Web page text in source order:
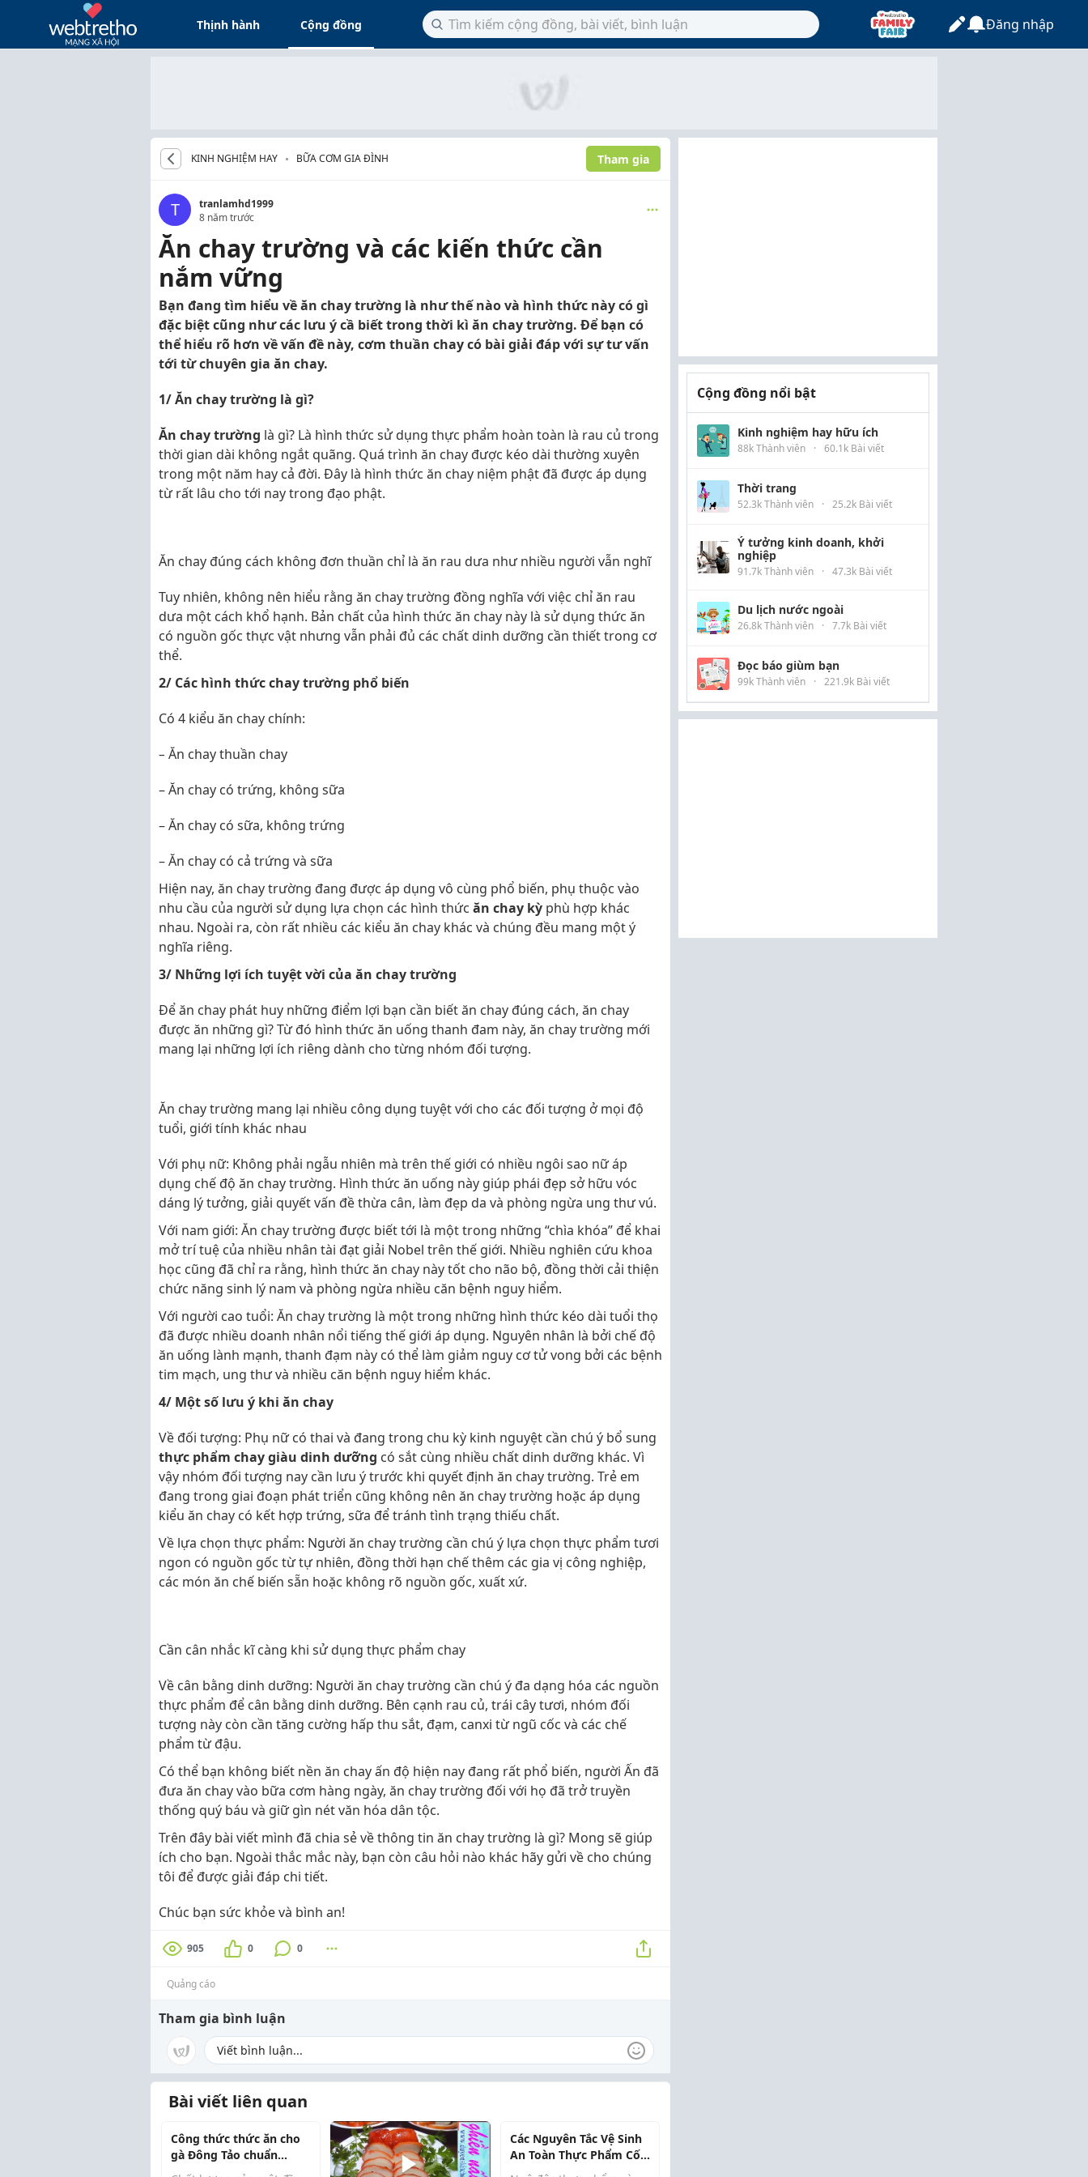
Thịnh hành Cộng đồng Đăng nhập
KINH NGHIỆM HAY BỮA CƠM GIA ĐÌNH Tham gia
T
tranlamhd1999
8 năm trước
Ăn chay trường và các kiến thức cần
nắm vững
Bạn đang tìm hiểu về ăn chay trường là như thế nào và hình thức này có gì
đặc biệt cũng như các lưu ý cầ biết trong thời kì ăn chay trường. Để bạn có
thể hiểu rõ hơn về vấn đề này, cơm thuần chay có bài giải đáp với sự tư vấn
tới từ chuyên gia ăn chay.
1/ Ăn chay trường là gì?
Ăn chay trường là gì? Là hình thức sử dụng thực phẩm hoàn toàn là rau củ trong
thời gian dài không ngắt quãng. Quá trình ăn chay được kéo dài thường xuyên
trong một năm hay cả đời. Đây là hình thức ăn chay niệm phật đã được áp dụng
từ rất lâu cho tới nay trong đạo phật.
Ăn chay đúng cách không đơn thuần chỉ là ăn rau dưa như nhiều người vẫn nghĩ
Tuy nhiên, không nên hiểu rằng ăn chay trường đồng nghĩa với việc chỉ ăn rau
dưa một cách khổ hạnh. Bản chất của hình thức ăn chay này là sử dụng thức ăn
có nguồn gốc thực vật nhưng vẫn phải đủ các chất dinh dưỡng cần thiết trong cơ
thể.
2/ Các hình thức chay trường phổ biến
Có 4 kiểu ăn chay chính:
– Ăn chay thuần chay
– Ăn chay có trứng, không sữa
– Ăn chay có sữa, không trứng
– Ăn chay có cả trứng và sữa
Hiện nay, ăn chay trường đang được áp dụng vô cùng phổ biến, phụ thuộc vào
nhu cầu của người sử dụng lựa chọn các hình thức ăn chay kỳ phù hợp khác
nhau. Ngoài ra, còn rất nhiều các kiểu ăn chay khác và chúng đều mang một ý
nghĩa riêng.
3/ Những lợi ích tuyệt vời của ăn chay trường
Để ăn chay phát huy những điểm lợi bạn cần biết ăn chay đúng cách, ăn chay
được ăn những gì? Từ đó hình thức ăn uống thanh đam này, ăn chay trường mới
mang lại những lợi ích riêng dành cho từng nhóm đối tượng.
Ăn chay trường mang lại nhiều công dụng tuyệt với cho các đối tượng ở mọi độ
tuổi, giới tính khác nhau
Với phụ nữ: Không phải ngẫu nhiên mà trên thế giới có nhiều ngôi sao nữ áp
dụng chế độ ăn chay trường. Hình thức ăn uống này giúp phái đẹp sở hữu vóc
dáng lý tưởng, giải quyết vấn đề thừa cân, làm đẹp da và phòng ngừa ung thư vú.
Với nam giới: Ăn chay trường được biết tới là một trong những “chìa khóa” để khai
mở trí tuệ của nhiều nhân tài đạt giải Nobel trên thế giới. Nhiều nghiên cứu khoa
học cũng đã chỉ ra rằng, hình thức ăn chay này tốt cho não bộ, đồng thời cải thiện
chức năng sinh lý nam và phòng ngừa nhiều căn bệnh nguy hiểm.
Với người cao tuổi: Ăn chay trường là một trong những hình thức kéo dài tuổi thọ
đã được nhiều doanh nhân nổi tiếng thế giới áp dụng. Nguyên nhân là bởi chế độ
ăn uống lành mạnh, thanh đạm này có thể làm giảm nguy cơ tử vong bởi các bệnh
tim mạch, ung thư và nhiều căn bệnh nguy hiểm khác.
4/ Một số lưu ý khi ăn chay
Về đối tượng: Phụ nữ có thai và đang trong chu kỳ kinh nguyệt cần chú ý bổ sung
thực phẩm chay giàu dinh dưỡng có sắt cùng nhiều chất dinh dưỡng khác. Vì
vậy nhóm đối tượng nay cần lưu ý trước khi quyết định ăn chay trường. Trẻ em
đang trong giai đoạn phát triển cũng không nên ăn chay trường hoặc áp dụng
kiểu ăn chay có kết hợp trứng, sữa để tránh tình trạng thiếu chất.
Về lựa chọn thực phẩm: Người ăn chay trường cần chú ý lựa chọn thực phẩm tươi
ngon có nguồn gốc từ tự nhiên, đồng thời hạn chế thêm các gia vị công nghiệp,
các món ăn chế biến sẵn hoặc không rõ nguồn gốc, xuất xứ.
Cần cân nhắc kĩ càng khi sử dụng thực phẩm chay
Về cân bằng dinh dưỡng: Người ăn chay trường cần chú ý đa dạng hóa các nguồn
thực phẩm để cân bằng dinh dưỡng. Bên cạnh rau củ, trái cây tươi, nhóm đối
tượng này còn cần tăng cường hấp thu sắt, đạm, canxi từ ngũ cốc và các chế
phẩm từ đậu.
Có thể bạn không biết nền ăn chay ấn độ hiện nay đang rất phổ biến, người Ấn đã
đưa ăn chay vào bữa cơm hàng ngày, ăn chay trường đối với họ đã trở truyền
thống quý báu và giữ gìn nét văn hóa dân tộc.
Trên đây bài viết mình đã chia sẻ về thông tin ăn chay trường là gì? Mong sẽ giúp
ích cho bạn. Ngoài thắc mắc này, bạn còn câu hỏi nào khác hãy gửi về cho chúng
tôi để được giải đáp chi tiết.
Chúc bạn sức khỏe và bình an!
905 0 0
Quảng cáo
Tham gia bình luận
Bài viết liên quan
Công thức thức ăn cho
gà Đông Tảo chuẩn
truyền thống giúp tăng
Các Nguyên Tắc Vệ Sinh
An Toàn Thực Phẩm Cốt
Lõi Bạn Cần Biết
Cộng đồng nổi bật
Kinh nghiệm hay hữu ích
88k Thành viên · 60.1k Bài viết
Thời trang
52.3k Thành viên · 25.2k Bài viết
Ý tưởng kinh doanh, khởi
nghiệp
91.7k Thành viên · 47.3k Bài viết
Du lịch nước ngoài
26.8k Thành viên · 7.7k Bài viết
Đọc báo giùm bạn
99k Thành viên · 221.9k Bài viết